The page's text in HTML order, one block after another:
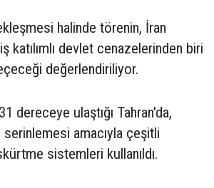
halinde törenin, İran
katılımlı devlet cenazelerinden biri
değerlendiriliyor.
31 dereceye ulaştığı Tahran'da,
serinlemesi amacıyla çeşitli
sistemleri kullanıldı.